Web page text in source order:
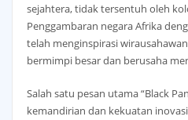
sejahtera, tidak tersentuh oleh
Penggambaran negara Afrika
telah menginspirasi
bermimpi besar dan berusaha
Salah satu pesan utama “Black
kemandirian dan kekuatan